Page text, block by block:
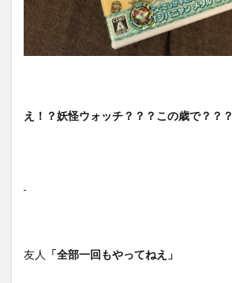
え！？妖怪ウォッチ？？？この歳で？？？
友人 「全部一回もやってねえ」